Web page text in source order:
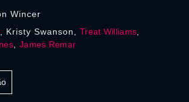
Wincer
, Kristy Swanson, Treat Williams
James Remar